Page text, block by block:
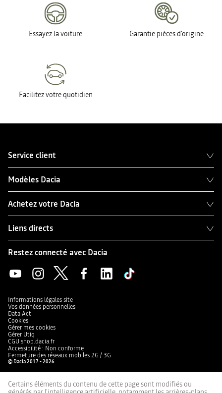
Essayez la voiture Garantie pièces d'origine
Facilitez votre quotidien
Service client
Modèles Dacia
Achetez votre Dacia
Liens directs
Restez connecté avec Dacia
Informations légales site
Vos données personnelles
Data Act
Cookies
Gérer mes cookies
Gérer Utiq
CGU shop.dacia.fr
Accessibilité : Non conforme
Fermeture des réseaux mobiles 2G / 3G
© Dacia 2017 - 2026
Certains éléments du contenu de cette page sont modifiés ou